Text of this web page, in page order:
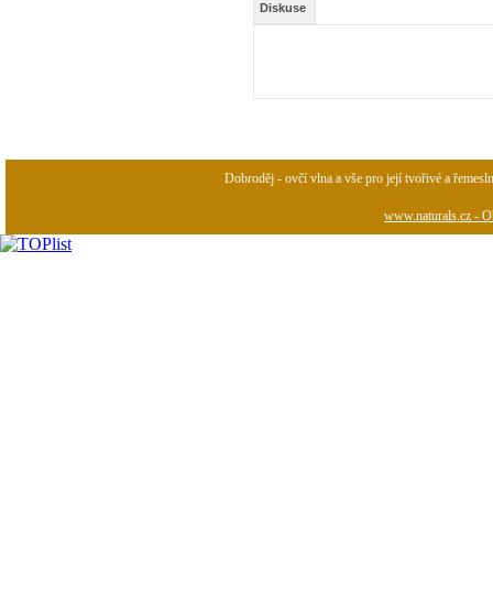
Diskuse
Dobroděj - ovčí vlna a vše pro její tvořivé a
www.naturals.cz -